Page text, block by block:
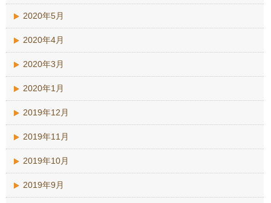
2020年5月
2020年4月
2020年3月
2020年1月
2019年12月
2019年11月
2019年10月
2019年9月